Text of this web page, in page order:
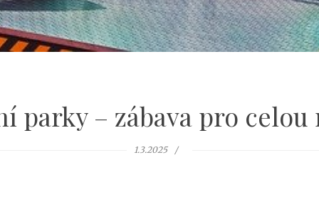
parky – zábava pro
1.3.2025